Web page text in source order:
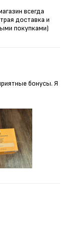
всегда
доставка и
покупками)
бонусы. Я